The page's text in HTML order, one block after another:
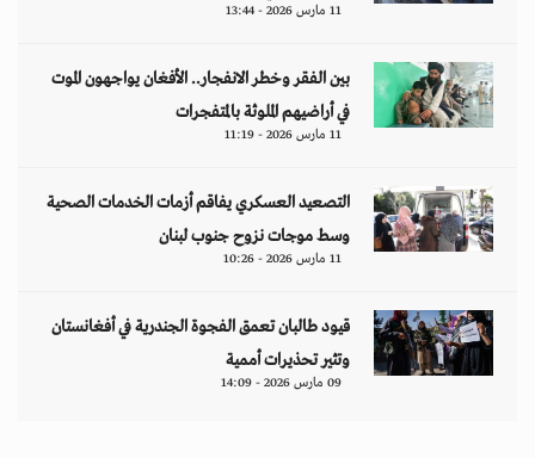
11 مارس 2026 - 13:44
بين الفقر وخطر الانفجار.. الأفغان يواجهون الموت
في أراضيهم الملوثة بالمتفجرات
11 مارس 2026 - 11:19
التصعيد العسكري يفاقم أزمات الخدمات الصحية
وسط موجات نزوح جنوب لبنان
11 مارس 2026 - 10:26
قيود طالبان تعمق الفجوة الجندرية في أفغانستان
وتثير تحذيرات أممية
09 مارس 2026 - 14:09